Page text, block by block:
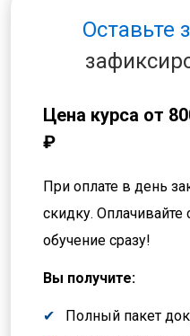
Оставьте
Цена курса от
₽
При оплате в день
скидку. Оплачивайте
обучение сразу!
Вы получите:
Полный пакет